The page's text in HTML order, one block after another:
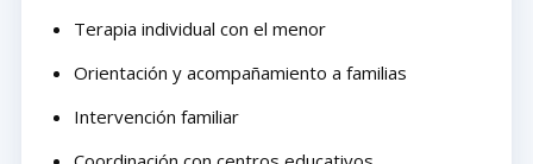
Terapia individual con el menor
Orientación y acompañamiento a familias
Intervención familiar